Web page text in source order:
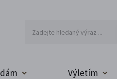
Výletím